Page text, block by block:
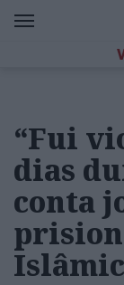
“Fui
dias
conta